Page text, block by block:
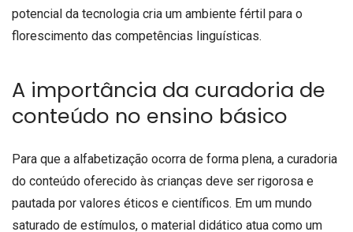
potencial da tecnologia cria um ambiente fértil para o
florescimento das competências linguísticas.
A importância da curadoria de
conteúdo no ensino básico
Para que a alfabetização ocorra de forma plena, a curadoria
do conteúdo oferecido às crianças deve ser rigorosa e
pautada por valores éticos e científicos. Em um mundo
saturado de estímulos, o material didático atua como um